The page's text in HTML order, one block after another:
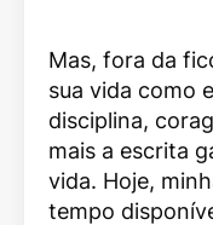
Mas, fora da
sua vida como
disciplina,
mais a escrita
vida. Hoje,
tempo